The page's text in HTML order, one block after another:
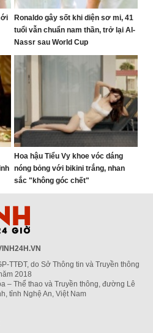
Ronaldo gây sốt khi diện sơ mi, 41
tuổi vẫn chuẩn nam thần, trở lại Al-
Nassr sau World Cup
Hoa hậu Tiểu Vy khoe vóc dáng
nóng bỏng với bikini trắng, nhan
sắc "không góc chết"
TTĐT, do Sở Thông tin và Truyền thông
2018
– Thể thao và Truyền thông, đường Lê
tỉnh Nghệ An, Việt Nam